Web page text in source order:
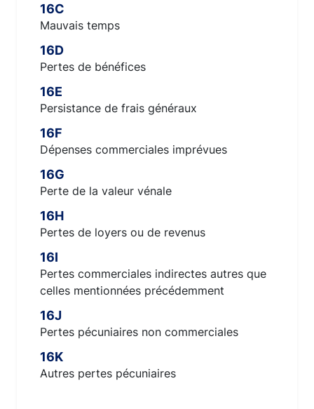
16C
Mauvais temps
16D
Pertes de bénéfices
16E
Persistance de frais généraux
16F
Dépenses commerciales imprévues
16G
Perte de la valeur vénale
16H
Pertes de loyers ou de revenus
16I
Pertes commerciales indirectes autres que
celles mentionnées précédemment
16J
Pertes pécuniaires non commerciales
16K
Autres pertes pécuniaires